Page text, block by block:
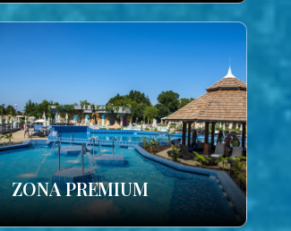
ZONA PREMIUM